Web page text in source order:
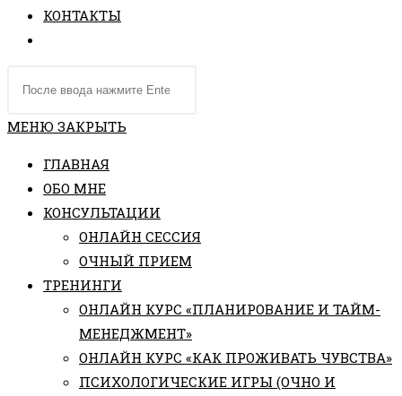
КОНТАКТЫ
ПО
САЙТУ
сайте
МЕНЮ ЗАКРЫТЬ
ГЛАВНАЯ
ОБО МНЕ
КОНСУЛЬТАЦИИ
ОНЛАЙН СЕССИЯ
ОЧНЫЙ ПРИЕМ
ТРЕНИНГИ
ОНЛАЙН КУРС «ПЛАНИРОВАНИЕ И ТАЙМ-
МЕНЕДЖМЕНТ»
ОНЛАЙН КУРС «КАК ПРОЖИВАТЬ ЧУВСТВА»
ПСИХОЛОГИЧЕСКИЕ ИГРЫ (ОЧНО И